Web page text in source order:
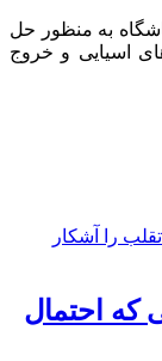
درصدی از هر باشگاه به منظور حل
اسیایی و خروج
که احتمال